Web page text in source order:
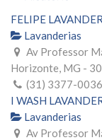
FELIPE
Lavanderias
Av Professor
Horizonte, MG -
(31) 3377-
I WASH
Lavanderias
Av Professor